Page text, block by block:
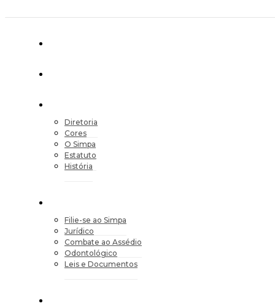
Diretoria
Cores
O Simpa
Estatuto
História
Filie-se ao Simpa
Jurídico
Combate ao Assédio
Odontológico
Leis e Documentos